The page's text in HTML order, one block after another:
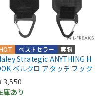
実物
ベストセラー
HOT
Strategic ANYTHING H
ベルクロ アタッチ フック
3,550
庫あり